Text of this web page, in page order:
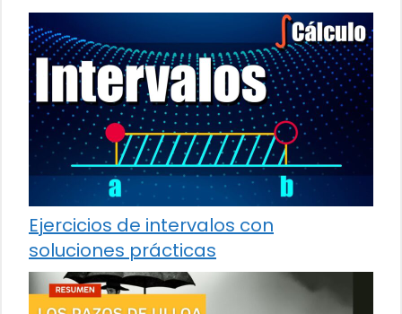
Ejercicios de intervalos con
soluciones prácticas